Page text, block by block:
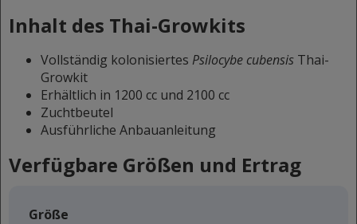
Inhalt des Thai-Growkits
Vollständig kolonisiertes Psilocybe cubensis Thai-
Growkit
Erhältlich in 1200 cc und 2100 cc
Zuchtbeutel
Ausführliche Anbauanleitung
Verfügbare Größen und Ertrag
Größe